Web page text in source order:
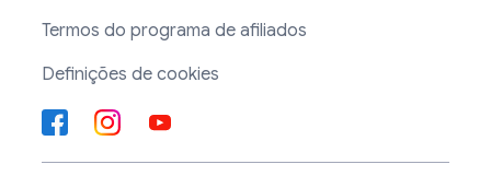
Termos do programa de afiliados
Definições de cookies